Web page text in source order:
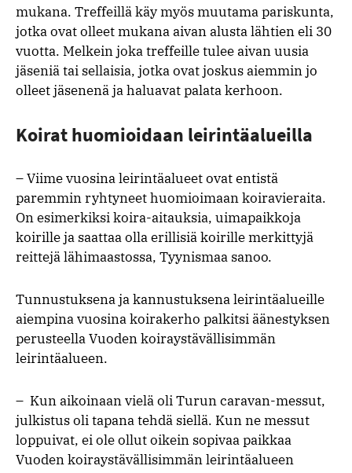
mukana. Treffeillä käy myös muutama pariskunta,
jotka ovat olleet mukana aivan alusta lähtien eli 30
vuotta. Melkein joka treffeille tulee aivan uusia
jäseniä tai sellaisia, jotka ovat joskus aiemmin jo
olleet jäsenenä ja haluavat palata kerhoon.
Koirat huomioidaan leirintäalueilla
–Viime vuosina leirintäalueet ovat entistä
paremmin ryhtyneet huomioimaan koiravieraita.
On esimerkiksi koira-aitauksia, uimapaikkoja
koirille ja saattaa olla erillisiä koirille merkittyjä
reittejä lähimaastossa, Tyynismaa sanoo.
Tunnustuksena ja kannustuksena leirintäalueille
aiempina vuosina koirakerho palkitsi äänestyksen
perusteella Vuoden koiraystävällisimmän
leirintäalueen.
– Kun aikoinaan vielä oli Turun caravan-messut,
julkistus oli tapana tehdä siellä. Kun ne messut
loppuivat, ei ole ollut oikein sopivaa paikkaa
Vuoden koiraystävällisimmän leirintäalueen